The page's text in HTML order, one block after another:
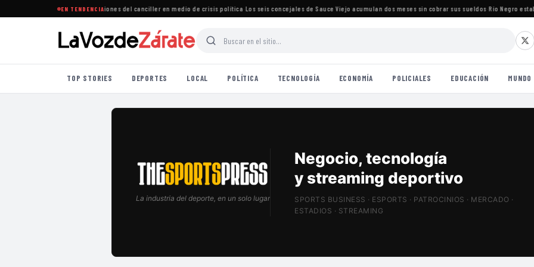
EN TENDENCIA
renunciar y rechaza acusaciones del canciller en medio de crisis política·Los seis concejales de Sauce Viejo acumulan dos meses sin cobrar sus sueldos·Río Negro
TOP STORIES DEPORTES LOCAL POLÍTICA TECNOLOGÍA ECONOMÍA POLICIALES EDUCACIÓN MUNDO
La industria del deporte, en un solo lugar
Patrocinios, estadios
y Sports Tech
SPORTS BUSINESS · ESPORTS · PATROCINIOS · MERCADO ·
ESTADIOS · STREAMING